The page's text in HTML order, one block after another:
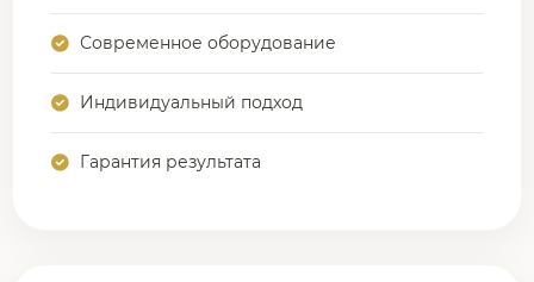
Современное оборудование
Индивидуальный подход
Гарантия результата